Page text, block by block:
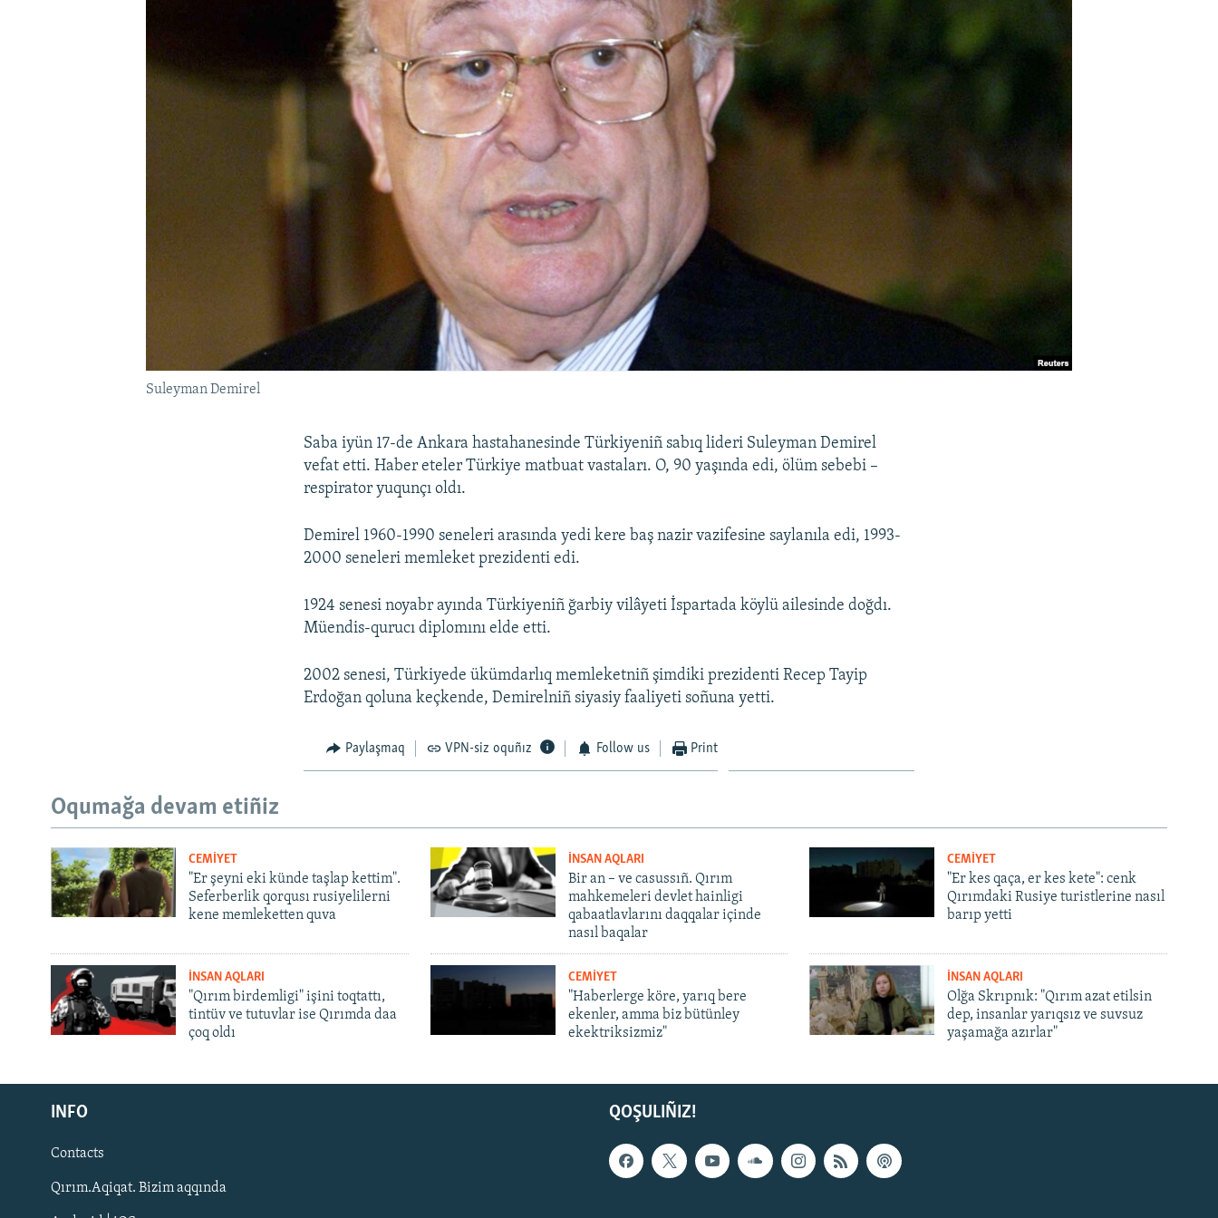
Русский
Українською
QOŞULIÑIZ!
Suleyman Demirel
Saba iyün 17-de Ankara hastahanesinde Türkiyeniñ sabıq lideri Suleyman Demirel
vefat etti. Haber eteler Türkiye matbuat vastaları. O, 90 yaşında edi, ölüm sebebi –
respirator yuqunçı oldı.
Demirel 1960-1990 seneleri arasında yedi kere baş nazir vazifesine saylanıla edi, 1993-
2000 seneleri memleket prezidenti edi.
1924 senesi noyabr ayında Türkiyeniñ ğarbiy vilâyeti İspartada köylü ailesinde doğdı.
Müendis-qurucı diplomını elde etti.
2002 senesi, Türkiyede ükümdarlıq memleketniñ şimdiki prezidenti Recep Tayip
Erdoğan qoluna keçkende, Demirelniñ siyasiy faaliyeti soñuna yetti.
Paylaşmaq VPN-siz oquñız Follow us Print
Oqumağa devam etiñiz
CEMİYET
"Er şeyni eki künde taşlap kettim".
Seferberlik qorqusı rusiyelilerni
kene memleketten quva
İNSAN AQLARI
Bir an – ve casussıñ. Qırım
mahkemeleri devlet hainligi
qabaatlavlarını daqqalar içinde
nasıl baqalar
CEMİYET
"Er kes qaça, er kes kete": cenk
Qırımdaki Rusiye turistlerine nasıl
barıp yetti
İNSAN AQLARI
"Qırım birdemligi" işini toqtattı,
tintüv ve tutuvlar ise Qırımda daa
çoq oldı
CEMİYET
"Haberlerge köre, yarıq bere
ekenler, amma biz bütünley
ekektriksizmiz"
İNSAN AQLARI
Olğa Skrıpnık: "Qırım azat etilsin
dep, insanlar yarıqsız ve suvsuz
yaşamağa azırlar"
QOŞULIÑIZ!
INFO
Contacts
Qırım.Aqiqat. Bizim aqqında